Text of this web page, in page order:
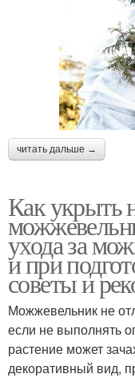
читать дальше →
Как укрыть
ухода за
и при
советы и
Можжевельник не
если не выполнять
растение может
декоративный вид,